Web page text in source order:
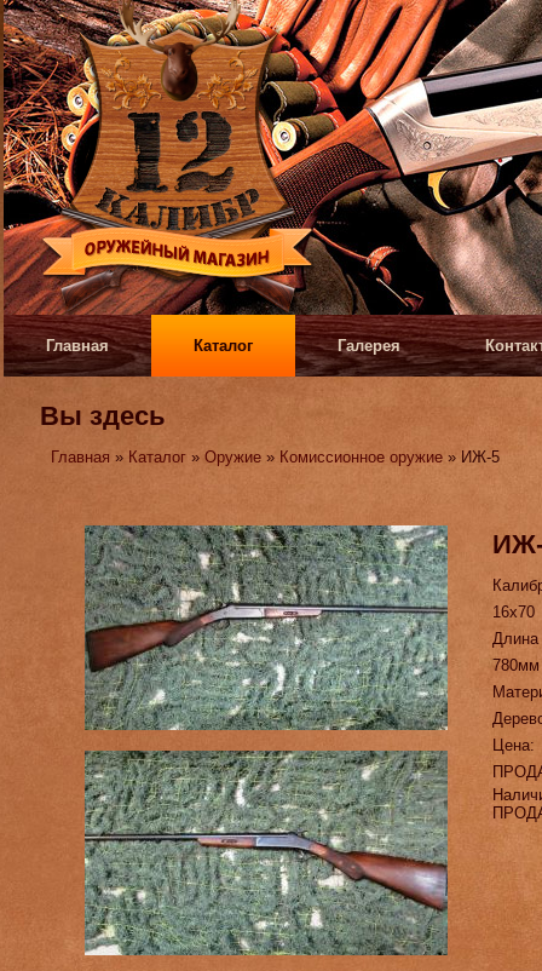
Главная Каталог Галерея
Вы здесь
Главная » Каталог »Оружие » Комиссионное оружие » ИЖ-5
16х70
780мм
Цена: